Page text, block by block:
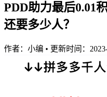
PDD助力最后0.01
还要多少人？
作者： 小编 • 更新时间：